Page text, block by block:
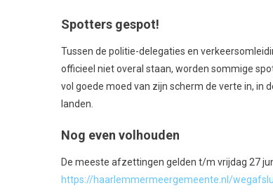
Spotters gespot!
Tussen de politie-delegaties en
officieel niet overal staan, worden sommige
vol goede moed van zijn scherm de verte in, in
landen.
Nog even volhouden
De meeste afzettingen gelden t/m vrijdag 27
https://haarlemmermeergemeente.nl/